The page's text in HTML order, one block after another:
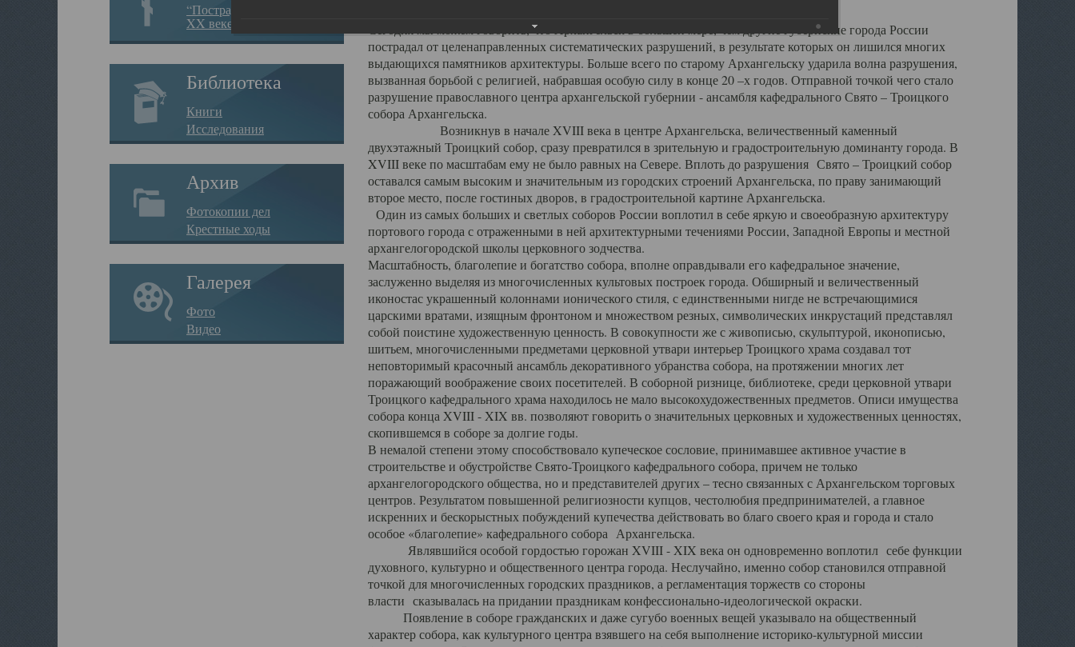
“Пострадавшие за веру в
XX веке на Севере”
Библиотека
Книги
Исследования
Архив
Фотокопии дел
Крестные ходы
Галерея
Фото
Видео
Сегодня мы можем говорить, что Архангельск в большей мере, чем другие губернские города России
пострадал от целенаправленных систематических разрушений, в результате которых он лишился многих
выдающихся памятников архитектуры. Больше всего по старому Архангельску ударила волна разрушения,
вызванная борьбой с религией, набравшая особую силу в конце 20 –х годов. Отправной точкой чего стало
разрушение православного центра архангельской губернии - ансамбля кафедрального Свято – Троицкого
собора Архангельска.
Возникнув в начале XVIII века в центре Архангельска, величественный каменный
двухэтажный Троицкий собор, сразу превратился в зрительную и градостроительную доминанту города. В
XVIII веке по масштабам ему не было равных на Севере. Вплоть до разрушения Свято – Троицкий собор
оставался самым высоким и значительным из городских строений Архангельска, по праву занимающий
второе место, после гостиных дворов, в градостроительной картине Архангельска.
Один из самых больших и светлых соборов России воплотил в себе яркую и своеобразную архитектуру
портового города с отраженными в ней архитектурными течениями России, Западной Европы и местной
архангелогородской школы церковного зодчества.
Масштабность, благолепие и богатство собора, вполне оправдывали его кафедральное значение,
заслуженно выделяя из многочисленных культовых построек города. Обширный и величественный
иконостас украшенный колоннами ионического стиля, с единственными нигде не встречающимися
царскими вратами, изящным фронтоном и множеством резных, символических инкрустаций представлял
собой поистине художественную ценность. В совокупности же с живописью, скульптурой, иконописью,
шитьем, многочисленными предметами церковной утвари интерьер Троицкого храма создавал тот
неповторимый красочный ансамбль декоративного убранства собора, на протяжении многих лет
поражающий воображение своих посетителей. В соборной ризнице, библиотеке, среди церковной утвари
Троицкого кафедрального храма находилось не мало высокохудожественных предметов. Описи имущества
собора конца XVIII - XIX вв. позволяют говорить о значительных церковных и художественных ценностях,
скопившемся в соборе за долгие годы.
В немалой степени этому способствовало купеческое сословие, принимавшее активное участие в
строительстве и обустройстве Свято-Троицкого кафедрального собора, причем не только
архангелогородского общества, но и представителей других – тесно связанных с Архангельском торговых
центров. Результатом повышенной религиозности купцов, честолюбия предпринимателей, а главное
искренних и бескорыстных побуждений купечества действовать во благо своего края и города и стало
особое «благолепие» кафедрального собора Архангельска.
Являвшийся особой гордостью горожан XVIII - XIX века он одновременно воплотил себе функции
духовного, культурно и общественного центра города. Неслучайно, именно собор становился отправной
точкой для многочисленных городских праздников, а регламентация торжеств со стороны
власти сказывалась на придании праздникам конфессионально-идеологической окраски.
Появление в соборе гражданских и даже сугубо военных вещей указывало на общественный
характер собора, как культурного центра взявшего на себя выполнение историко-культурной миссии